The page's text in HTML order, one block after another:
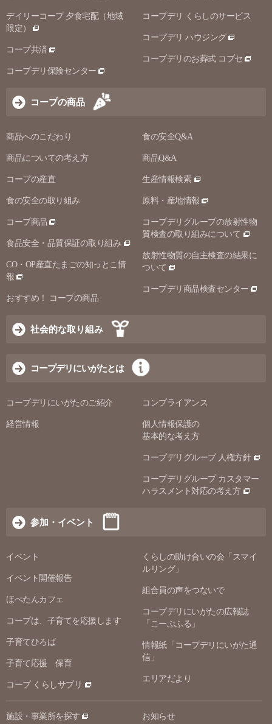
デイリーコープ 夕食宅配（地域
限定）
コープ共済
コープデリ保険センター
コープデリ くらしのサービス
コープデリ ハウジング
コープデリのお葬式 コプセ
コープの商品
商品へのこだわり
商品についての考え方
コープの産直
食の安全の取り組み
コープ商品
食品安全・品質保証の取り組み
CO・OP産直たまごの知っとこ情
報
おすすめ！ コープの商品
食の安全Q&A
商品Q&A
生産情報検索
原料・産地情報
コープデリグループの放射性物
質検査の取り組みについて
放射性物質の自主検査の結果に
ついて
コープデリ商品検査センター
社会的な取り組み
コープデリにいがたとは
コープデリにいがたのご紹介
経営情報
コンプライアンス
個人情報保護の
基本的な考え方
コープデリグループ 人権方針
コープデリグループ カスタマー
ハラスメント対応の考え方
参加・イベント
イベント
イベント開催報告
ほぺたんカフェ
コープは、子育てを応援します
子育てひろば
子育て応援 保育
コープ くらしサプリ
くらしの助け合いの会「スマイ
ルリング」
組合員の声をつないで
コープデリにいがたの広報誌
「こーぷふる」
情報紙「コープデリにいがた通
信」
エリアだより
施設・事業所を探す お知らせ